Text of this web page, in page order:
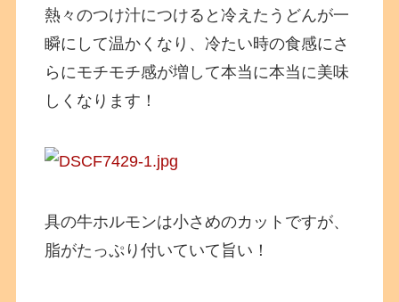
熱々のつけ汁につけると冷えたうどんが一
瞬にして温かくなり、冷たい時の食感にさ
らにモチモチ感が増して本当に本当に美味
しくなります！
具の牛ホルモンは小さめのカットですが、
脂がたっぷり付いていて旨い！